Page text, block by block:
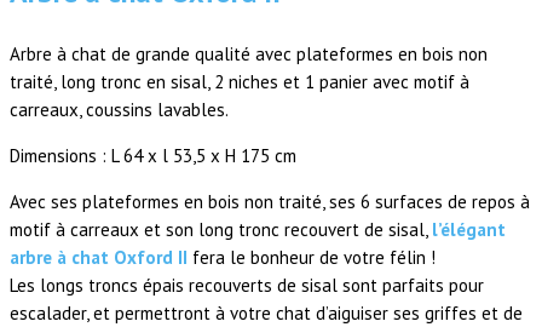
Arbre à chat de grande qualité avec plateformes en bois non
traité, long tronc en sisal, 2 niches et 1 panier avec motif à
carreaux, coussins lavables.
Dimensions : L 64 x l 53,5 x H 175 cm
Avec ses plateformes en bois non traité, ses 6 surfaces de repos à
motif à carreaux et son long tronc recouvert de sisal, l’élégant
arbre à chat Oxford II fera le bonheur de votre félin !
Les longs troncs épais recouverts de sisal sont parfaits pour
escalader, et permettront à votre chat d’aiguiser ses griffes et de